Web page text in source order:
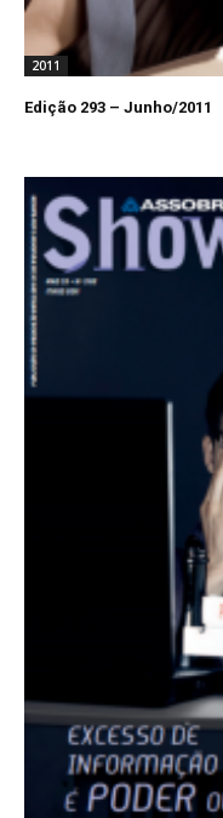
2011
Edição 293 – Junho/2011